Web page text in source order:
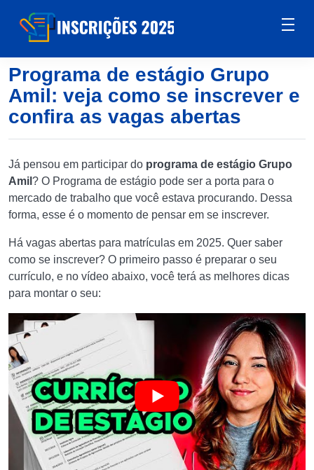
Programa de estágio Grupo
Amil: veja como se inscrever e
confira as vagas abertas
Já pensou em participar do programa de estágio Grupo
Amil ? O Programa de estágio pode ser a porta para o
mercado de trabalho que você estava procurando. Dessa
forma, esse é o momento de pensar em se inscrever.
Há vagas abertas para matrículas em 2025. Quer saber
como se inscrever? O primeiro passo é preparar o seu
currículo, e no vídeo abaixo, você terá as melhores dicas
para montar o seu: